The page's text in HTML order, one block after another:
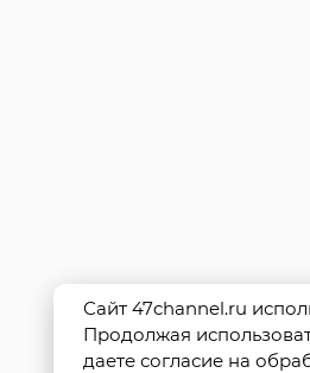
Сайт 47channel.ru
Продолжая
даете согласие на